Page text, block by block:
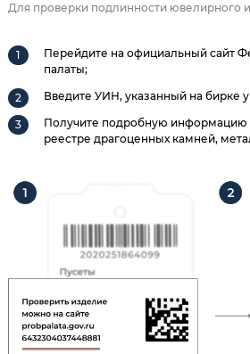
Для проверки подлинности ювелирного
Перейдите на официальный сайт
палаты;
Введите УИН, указанный на бирке
Получите подробную информацию
реестре драгоценных камней,